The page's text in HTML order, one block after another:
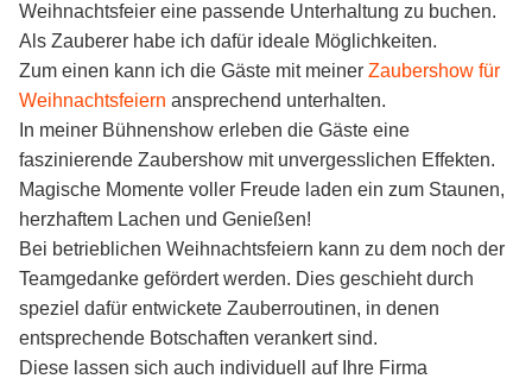
Weihnachtsfeier eine passende Unterhaltung zu buchen.
Als Zauberer habe ich dafür ideale Möglichkeiten.
Zum einen kann ich die Gäste mit meiner Zaubershow für
Weihnachtsfeiern ansprechend unterhalten.
In meiner Bühnenshow erleben die Gäste eine
faszinierende Zaubershow mit unvergesslichen Effekten.
Magische Momente voller Freude laden ein zum Staunen,
herzhaftem Lachen und Genießen!
Bei betrieblichen Weihnachtsfeiern kann zu dem noch der
Teamgedanke gefördert werden. Dies geschieht durch
speziel dafür entwickete Zauberroutinen, in denen
entsprechende Botschaften verankert sind.
Diese lassen sich auch individuell auf Ihre Firma